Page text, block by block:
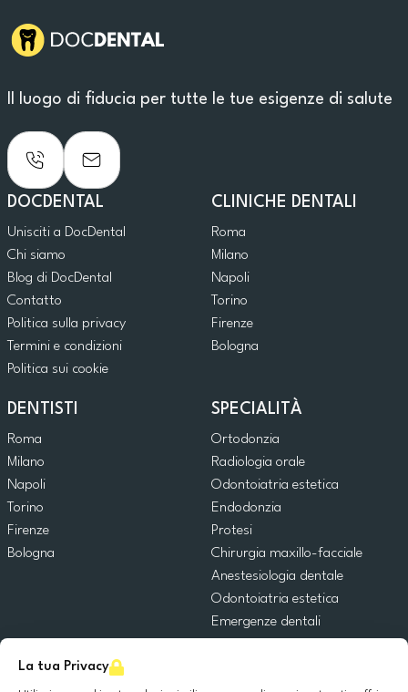
La tua Privacy
Il luogo di fiducia per tutte le tue esigenze di salute
DOCDENTAL
Unisciti a DocDental
Chi siamo
Blog di DocDental
Contatto
Politica sulla privacy
Termini e condizioni
Politica sui cookie
CLINICHE DENTALI
Roma
Milano
Napoli
Torino
Firenze
Bologna
DENTISTI
Roma
Milano
Napoli
Torino
Firenze
Bologna
SPECIALITÀ
Ortodonzia
Radiologia orale
Odontoiatria estetica
Endodonzia
Protesi
Chirurgia maxillo-facciale
Anestesiologia dentale
Odontoiatria estetica
Emergenze dentali